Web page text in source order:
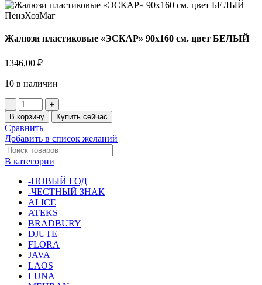
Жалюзи пластиковые «ЭСКАР» 90х160 см. цвет БЕЛЫЙ
1346,00 ₽
10 в наличии
В корзину Купить сейчас
Сравнить
Добавить в список желаний
В категории
-НОВЫЙ ГОД
-ЧЕСТНЫЙ ЗНАК
ALICE
ATEKS
BRADBURY
DJUTE
FLORA
JAVA
LAOS
LUNA